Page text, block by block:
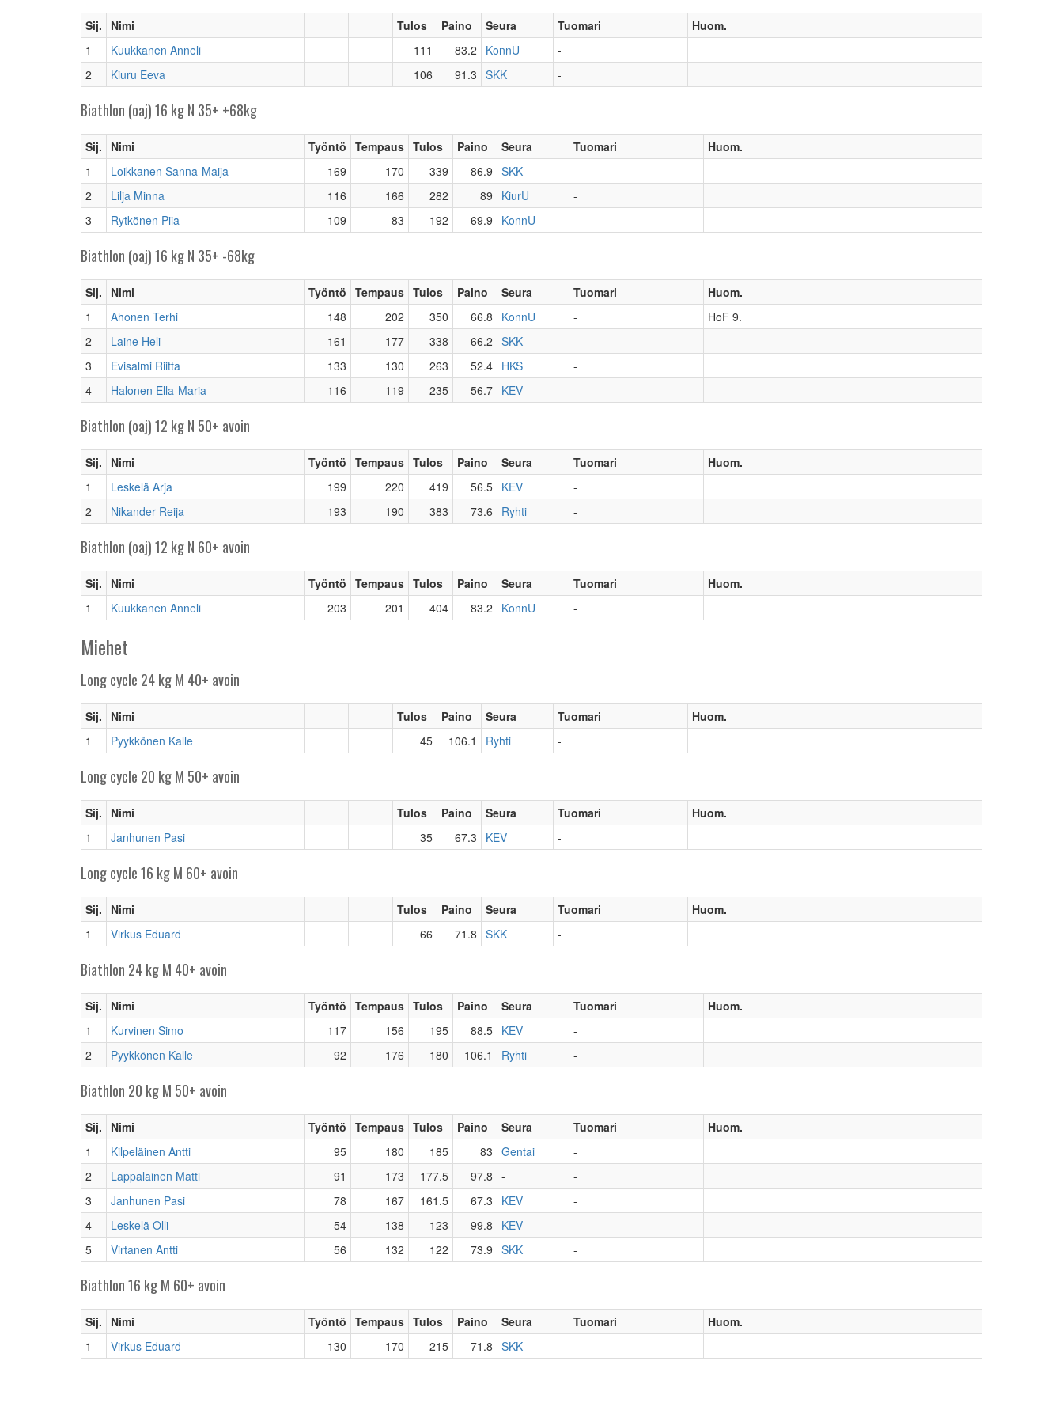
Sij. Nimi Tulos Paino Seura Tuomari
Huom.
1
Kuukkanen Anneli 111 83.2 KonnU
-
2
Kiuru Eeva 106 91.3 SKK -
Biathlon (oaj) 16 kg N 35+ +68kg
Sij. Nimi Työntö Tempaus Tulos Paino Seura Tuomari
Huom.
1
Loikkanen Sanna-Maija 169 170 339 86.9 SKK
-
2
Lilja Minna 116 166 282 89 KiurU
-
3
Rytkönen Piia 109 83 192 69.9 KonnU -
Biathlon (oaj) 16 kg N 35+ -68kg
Sij. Nimi Työntö Tempaus Tulos Paino Seura Tuomari
Huom.
1
Ahonen Terhi 148 202 350 66.8 KonnU -
HoF 9.
2
Laine Heli 161 177 338 66.2 SKK
-
3
Evisalmi Riitta 133 130 263 52.4 HKS
-
4
Halonen Ella-Maria 116 119 235 56.7 KEV -
Biathlon (oaj) 12 kg N 50+ avoin
Sij. Nimi Työntö Tempaus Tulos Paino Seura Tuomari
Huom.
1
Leskelä Arja 199 220 419 56.5 KEV
-
2
Nikander Reija 193 190 383 73.6 Ryhti -
Biathlon (oaj) 12 kg N 60+ avoin
Sij. Nimi Työntö Tempaus Tulos Paino Seura Tuomari
Huom.
1
Kuukkanen Anneli 203 201 404 83.2 KonnU -
Miehet
Long cycle 24 kg M 40+ avoin
Sij. Nimi Tulos Paino Seura Tuomari
Huom.
1
Pyykkönen Kalle 45 106.1 Ryhti -
Long cycle 20 kg M 50+ avoin
Sij. Nimi Tulos Paino Seura Tuomari
Huom.
1
Janhunen Pasi 35 67.3 KEV -
Long cycle 16 kg M 60+ avoin
Sij. Nimi Tulos Paino Seura Tuomari
Huom.
1
Virkus Eduard 66 71.8 SKK -
Biathlon 24 kg M 40+ avoin
Sij. Nimi Työntö Tempaus Tulos Paino Seura Tuomari
Huom.
1
Kurvinen Simo 117 156 195 88.5 KEV
-
2
Pyykkönen Kalle 92 176 180 106.1 Ryhti -
Biathlon 20 kg M 50+ avoin
Sij. Nimi Työntö Tempaus Tulos Paino Seura Tuomari
Huom.
1
Kilpeläinen Antti 95 180 185 83 Gentai
-
2
Lappalainen Matti 91 173 177.5 97.8 -
-
3
Janhunen Pasi 78 167 161.5 67.3 KEV
-
4
Leskelä Olli 54 138 123 99.8 KEV
-
5
Virtanen Antti 56 132 122 73.9 SKK -
Biathlon 16 kg M 60+ avoin
Sij. Nimi Työntö Tempaus Tulos Paino Seura Tuomari
Huom.
1
Virkus Eduard 130 170 215 71.8 SKK -